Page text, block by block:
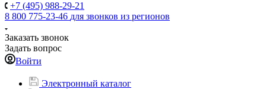
+7 (495) 988-29-21
8 800 775-23-46 для звонков из регионов
Заказать звонок
Задать вопрос
Войти
Электронный каталог